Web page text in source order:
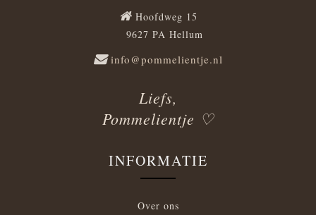
Hoofdweg 15
9627 PA Hellum
info@pommelientje.nl
Liefs,
Pommelientje ♡
INFORMATIE
Over ons